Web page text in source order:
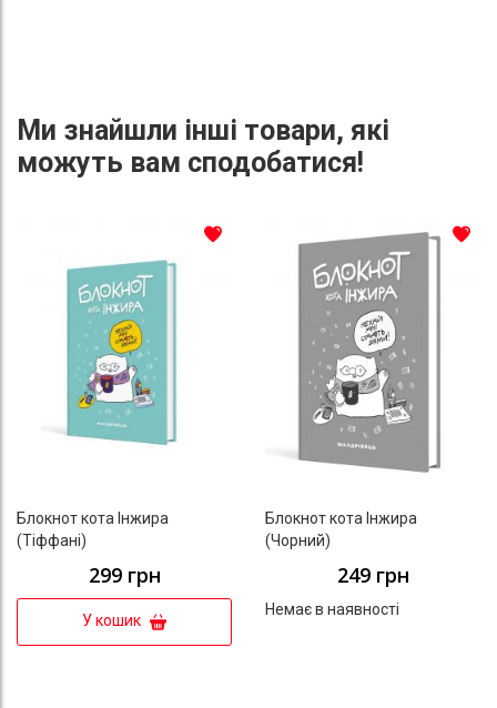
Ми знайшли інші товари, які
можуть вам сподобатися!
Блокнот кота Інжира
(Тіффані)
299 грн
У кошик
Блокнот кота Інжира
(Чорний)
249 грн
Немає в наявності